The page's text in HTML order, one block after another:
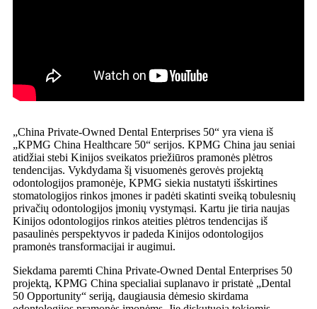
„China Private-Owned Dental Enterprises 50“ yra viena iš
„KPMG China Healthcare 50“ serijos. KPMG China jau seniai
atidžiai stebi Kinijos sveikatos priežiūros pramonės plėtros
tendencijas. Vykdydama šį visuomenės gerovės projektą
odontologijos pramonėje, KPMG siekia nustatyti išskirtines
stomatologijos rinkos įmones ir padėti skatinti sveiką tobulesnių
privačių odontologijos įmonių vystymąsi. Kartu jie tiria naujas
Kinijos odontologijos rinkos ateities plėtros tendencijas iš
pasaulinės perspektyvos ir padeda Kinijos odontologijos
pramonės transformacijai ir augimui.
Siekdama paremti China Private-Owned Dental Enterprises 50
projektą, KPMG China specialiai suplanavo ir pristatė „Dental
50 Opportunity“ seriją, daugiausia dėmesio skirdama